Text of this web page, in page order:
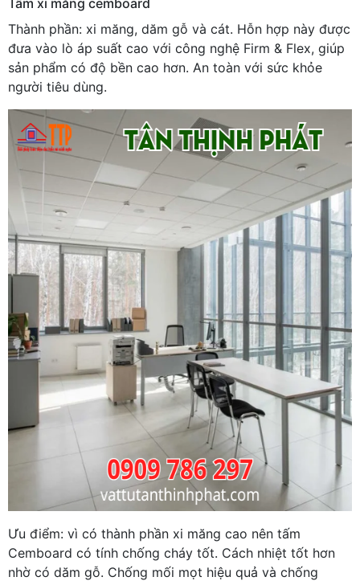
Thành phần: xi măng, dăm gỗ và cát. Hỗn hợp này được
đưa vào lò áp suất cao với công nghệ Firm & Flex, giúp
sản phẩm có độ bền cao hơn. An toàn với sức khỏe
người tiêu dùng.
Ưu điểm: vì có thành phần xi măng cao nên tấm
Cemboard có tính chống cháy tốt. Cách nhiệt tốt hơn
nhờ có dăm gỗ. Chống mối mọt hiệu quả và chống